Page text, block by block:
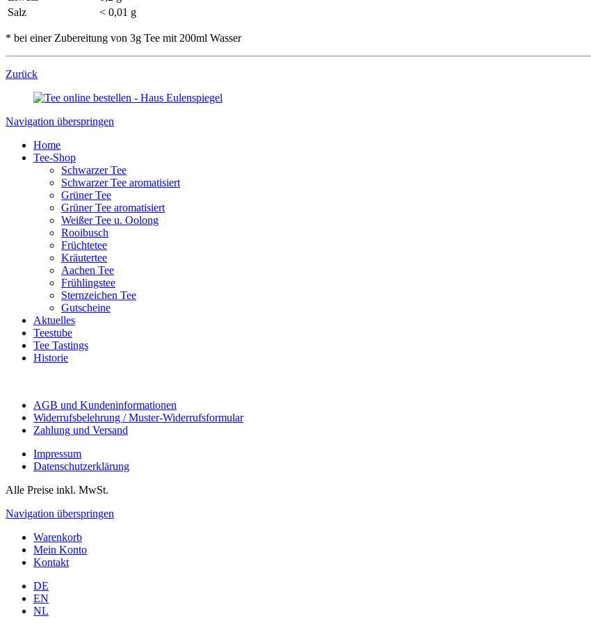
Salz
< 0,01 g
* bei einer Zubereitung von 3g Tee mit 200ml Wasser
Zurück
Navigation überspringen
Home
Tee-Shop
Schwarzer Tee
Schwarzer Tee aromatisiert
Grüner Tee
Grüner Tee aromatisiert
Weißer Tee u. Oolong
Rooibusch
Früchtetee
Kräutertee
Aachen Tee
Frühlingstee
Sternzeichen Tee
Gutscheine
Aktuelles
Teestube
Tee Tastings
Historie
AGB und Kundeninformationen
Widerrufsbelehrung / Muster-Widerrufsformular
Zahlung und Versand
Impressum
Datenschutzerklärung
Alle Preise inkl. MwSt.
Navigation überspringen
Warenkorb
Mein Konto
Kontakt
DE
EN
NL